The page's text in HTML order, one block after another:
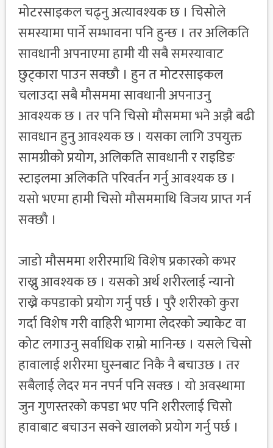
मोटरसाइकल चढ्नु अत्यावश्यक छ । चिसोले
समस्यामा पार्ने सम्भावना पनि हुन्छ । तर अलिकति
सावधानी अपनाएमा हामी यी सबै समस्यावाट
छुट्कारा पाउन सक्छौ । हुन त मोटरसाइकल
चलाउदा सबै मौसममा सावधानी अपनाउनु
आवश्यक छ । तर पनि चिसो मौसममा भने अझै बढी
सावधान हुनु आवश्यक छ । यसका लागि उपयुक्त
सामग्रीको प्रयोग, अलिकति सावधानी र राइडिङ
स्टाइलमा अलिकति परिवर्तन गर्नु आवश्यक छ ।
यसो भएमा हामी चिसो मौसममाथि विजय प्राप्त गर्न
सक्छौ ।
जाडो मौसममा शरीरमाथि विशेष प्रकारको कभर
राख्नु आवश्यक छ । यसको अर्थ शरीरलाई न्यानो
राख्ने कपडाको प्रयोग गर्नु पर्छ । पुरै शरीरको कुरा
गर्दा विशेष गरी वाहिरी भागमा लेदरको ज्याकेट वा
कोट लगाउनु सर्वाधिक राम्रो मानिन्छ । यसले चिसो
हावालाई शरीरमा घुस्नबाट निकै नै बचाउछ । तर
सबैलाई लेदर मन नपर्न पनि सक्छ । यो अवस्थामा
जुन गुणस्तरको कपडा भए पनि शरीरलाई चिसो
हावाबाट बचाउन सक्ने खालको प्रयोग गर्नु पर्छ ।